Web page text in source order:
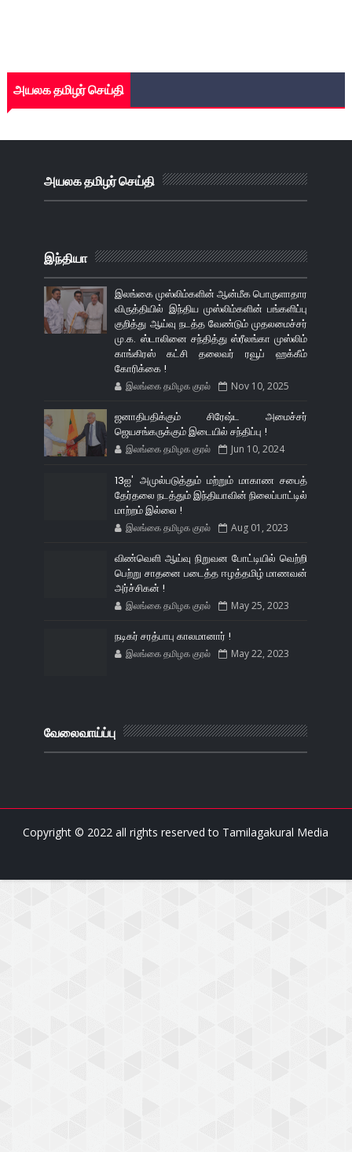
அயலக தமிழர் செய்தி
அயலக தமிழர் செய்தி
இந்தியா
இலங்கை முஸ்லிம்களின் ஆன்மீக பொருளாதார
விருத்தியில் இந்திய முஸ்லிம்களின் பங்களிப்பு
குறித்து ஆய்வு நடத்த வேண்டும் முதலமைச்சர்
மு.க. ஸ்டாலினை சந்தித்து ஸ்ரீலங்கா முஸ்லிம்
காங்கிரஸ் கட்சி தலைவர் ரவூப் ஹக்கீம்
கோரிக்கை !
இலங்கை தமிழக குரல் Nov 10, 2025
ஜனாதிபதிக்கும் சிரேஷ்ட அமைச்சர்
ஜெயசங்கருக்கும் இடையில் சந்திப்பு !
இலங்கை தமிழக குரல் Jun 10, 2024
13ஐ' அமுல்படுத்தும் மற்றும் மாகாண சபைத்
தேர்தலை நடத்தும் இந்தியாவின் நிலைப்பாட்டில்
மாற்றம் இல்லை !
இலங்கை தமிழக குரல் Aug 01, 2023
விண்வெளி ஆய்வு நிறுவன போட்டியில் வெற்றி
பெற்று சாதனை படைத்த ஈழத்தமிழ் மாணவன்
அர்ச்சிகன் !
இலங்கை தமிழக குரல் May 25, 2023
நடிகர் சரத்பாபு காலமானார் !
இலங்கை தமிழக குரல் May 22, 2023
வேலைவாய்ப்பு
Copyright © 2022 all rights reserved to Tamilagakural Media